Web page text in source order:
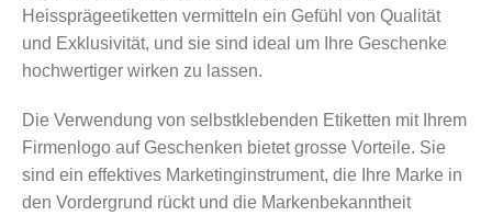
Heissprägeetiketten vermitteln ein Gefühl von Qualität
und Exklusivität, und sie sind ideal um Ihre Geschenke
hochwertiger wirken zu lassen.
Die Verwendung von selbstklebenden Etiketten mit Ihrem
Firmenlogo auf Geschenken bietet grosse Vorteile. Sie
sind ein effektives Marketinginstrument, die Ihre Marke in
den Vordergrund rückt und die Markenbekanntheit